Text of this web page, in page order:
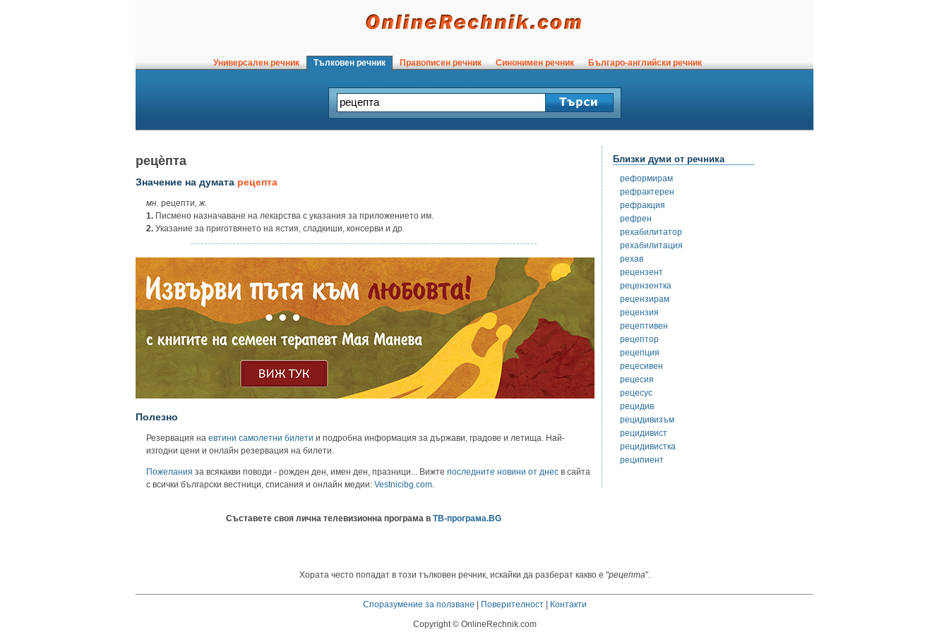
Универсален речник Тълковен речник Правописен речник Синонимен речник Българо-английски речник
рецѐпта
Значение на думата рецепта
мн. рецепти,ж.
1. Писмено назначаване на лекарства с указания за приложението им.
2. Указание за приготвянето на ястия, сладкиши, консерви и др.
Полезно
Резервация на евтини самолетни билети и подробна информация за държави, градове и летища. Най-
изгодни цени и онлайн резервация на билети.
Пожелания за всякакви поводи - рожден ден, имен ден, празници... Вижте последните новини от днес в сайта
с всички български вестници, списания и онлайн медии: Vestnicibg.com
Съставете своя лична телевизионна програма в ТВ-програма.BG
Близки думи от речника
реформирам
рефрактерен
рефракция
рефрен
рехабилитатор
рехабилитация
рехав
рецензент
рецензентка
рецензирам
рецензия
рецептивен
рецептор
рецепция
рецесивен
рецесия
рецесус
рецидив
рецидивизъм
рецидивист
рецидивистка
реципиент
Хората често попадат в този тълковен речник, искайки да разберат какво е "рецепта".
Споразумение за ползване | Поверителност| Контакти
Copyright © OnlineRechnik.com